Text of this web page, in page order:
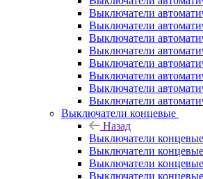
Выключатели
Выключатели
Выключатели
Выключатели
Выключатели
Выключатели
Выключатели
Выключатели
Выключатели концевые
Назад
Выключатели концевые
Выключатели
Выключатели
Выключатели